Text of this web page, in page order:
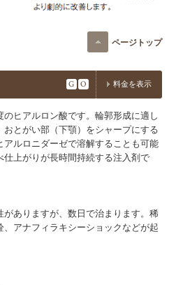
ページトップ
G O 料金を表示
ヒアルロン酸です。輪郭形成に適し
とがい部（下顎）をシャープにする
アルロニダーゼで溶解することも可能
上がりが長時間持続する注入剤で
がありますが、数日で治まります。​稀
アナフィラキシーショックなどが起